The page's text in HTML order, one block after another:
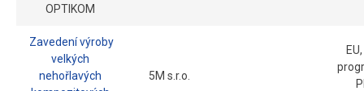
OPTIKOM
Zavedení výroby
velkých
nehořlavých
5M s.r.o.